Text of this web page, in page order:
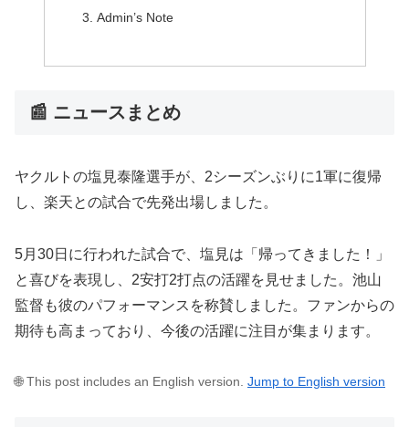
Admin’s Note
📰 ニュースまとめ
ヤクルトの塩見泰隆選手が、2シーズンぶりに1軍に復帰
し、楽天との試合で先発出場しました。
5月30日に行われた試合で、塩見は「帰ってきました！」
と喜びを表現し、2安打2打点の活躍を見せました。池山
監督も彼のパフォーマンスを称賛しました。ファンからの
期待も高まっており、今後の活躍に注目が集まります。
🌐 This post includes an English version. Jump to English version